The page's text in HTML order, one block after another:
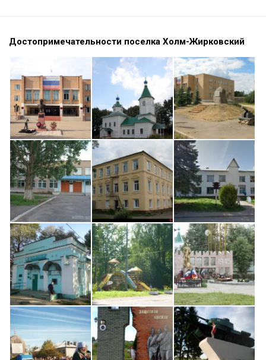
Достопримечательности поселка Холм-Жирковский